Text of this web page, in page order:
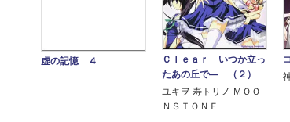
虚の記憶 ４
Ｃｌｅａｒ いつか立っ
たあの丘で― （２）
ユキヲ 寿トリノ ＭＯＯ
ＮＳＴＯＮＥ